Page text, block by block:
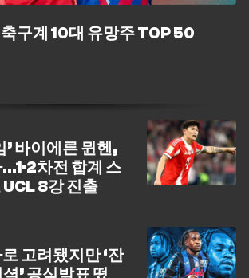
구계 10대 유망주 TOP 50
’ 바이에른 뮌헨,
차전 합계 스
8강 진출
고려됐지만 ‘잔